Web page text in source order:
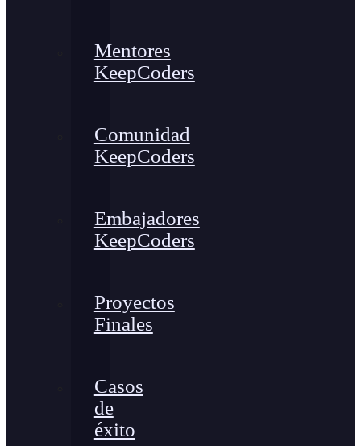
Mentores
KeepCoders
Comunidad
KeepCoders
Embajadores
KeepCoders
Proyectos
Finales
Casos
de
éxito